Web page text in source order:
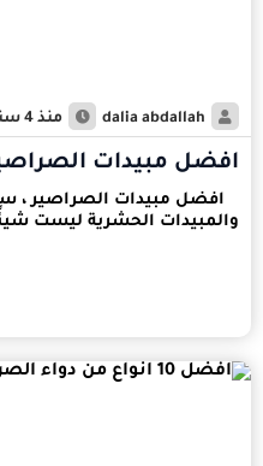
dalia abdallah منذ 4 سنوات
افضل مبيدات الصراصير
افضل مبيدات الصراصير ،
والمبيدات الحشرية ليست